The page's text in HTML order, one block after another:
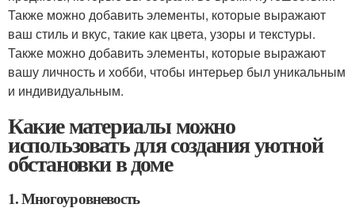
Также можно добавить элементы, которые выражают
ваш стиль и вкус, такие как цвета, узоры и текстуры.
Также можно добавить элементы, которые выражают
вашу личность и хобби, чтобы интерьер был уникальным
и индивидуальным.
Какие материалы можно
использовать для создания уютной
обстановки в доме
1. Многоуровневость